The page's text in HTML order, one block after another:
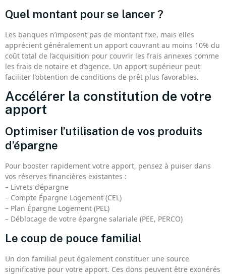
Quel montant pour se lancer ?
Les banques n’imposent pas de montant fixe, mais elles
apprécient généralement un apport couvrant au moins 10% du
coût total de l’acquisition pour couvrir les frais annexes comme
les frais de notaire et d’agence. Un apport supérieur peut
faciliter l’obtention de conditions de prêt plus favorables.
Accélérer la constitution de votre
apport
Optimiser l’utilisation de vos produits
d’épargne
Pour booster rapidement votre apport, pensez à puiser dans
vos réserves financières existantes :
– Livrets d’épargne
– Compte Épargne Logement (CEL)
– Plan Épargne Logement (PEL)
– Déblocage de votre épargne salariale (PEE, PERCO)
Le coup de pouce familial
Un don familial peut également constituer une source
significative pour votre apport. Ces dons peuvent être exonérés